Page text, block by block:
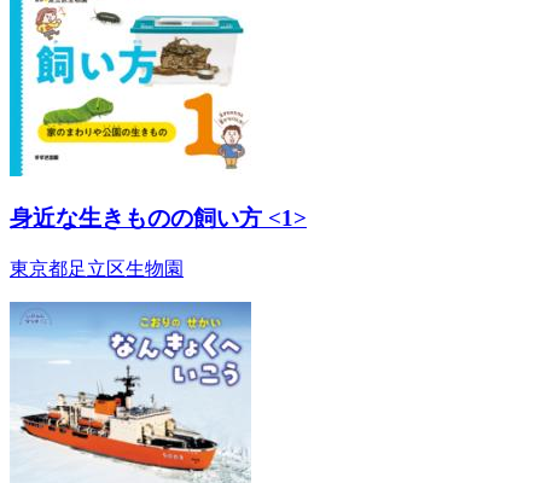
身近な生きものの飼い方 <1>
東京都足立区生物園